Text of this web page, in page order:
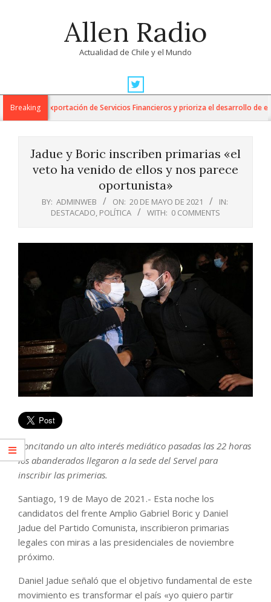
Allen Radio
Actualidad de Chile y el Mundo
Navigation
MenuBreaking
para la Exportación de Servicios Financieros y prioriza el desarrollo de esta
Jadue y Boric inscriben primarias «el
veto ha venido de ellos y nos parece
oportunista»
BY: ADMINWEB ON: 20 DE MAYO DE 2021
IN:
DESTACADO, POLÍTICA WITH: 0 COMMENTS
Concitando un alto interés mediático pasadas las 22 horas
los abanderados llegaron a la sede del Servel para
inscribir las primerias.
Santiago, 19 de Mayo de 2021.- Esta noche los
candidatos del frente Amplio Gabriel Boric y Daniel
Jadue del Partido Comunista, inscribieron primarias
legales con miras a las presidenciales de noviembre
próximo.
Daniel Jadue señaló que el objetivo fundamental de este
movimiento es transformar el país «yo quiero partir